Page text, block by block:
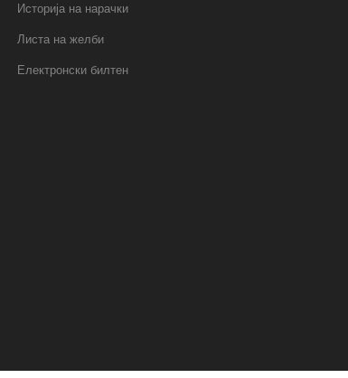
Историја на нарачки
Листа на желби
Електронски билтен